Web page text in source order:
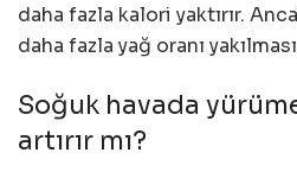
daha fazla kalori yaktırır.
daha fazla yağ oranı
Soğuk havada
artırır mı?